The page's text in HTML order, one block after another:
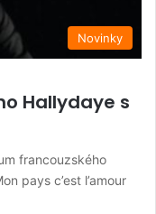
Novinky
Hallydaye s
francouzského
pays c’est l’amour